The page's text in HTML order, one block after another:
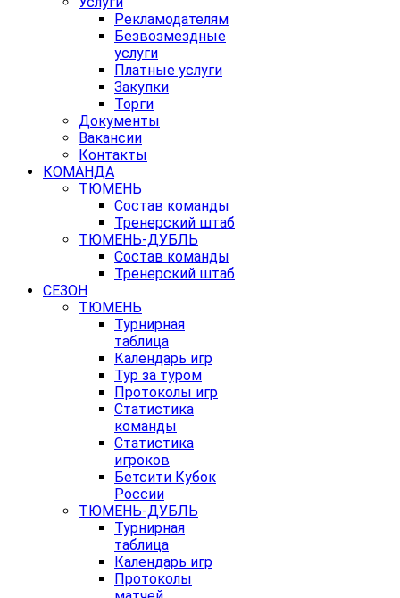
Рекламодателям
Безвозмездные
услуги
Платные услуги
Закупки
Торги
Документы
Вакансии
Контакты
КОМАНДА
ТЮМЕНЬ
Состав команды
Тренерский штаб
ТЮМЕНЬ-ДУБЛЬ
Состав команды
Тренерский штаб
СЕЗОН
ТЮМЕНЬ
Турнирная
таблица
Календарь игр
Тур за туром
Протоколы игр
Статистика
команды
Статистика
игроков
Бетсити Кубок
России
ТЮМЕНЬ-ДУБЛЬ
Турнирная
таблица
Календарь игр
Протоколы